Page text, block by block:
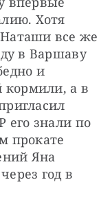
Хотя
все же
в Варшаву
и
кормили, а в
его знали по
прокате
Яна
год в